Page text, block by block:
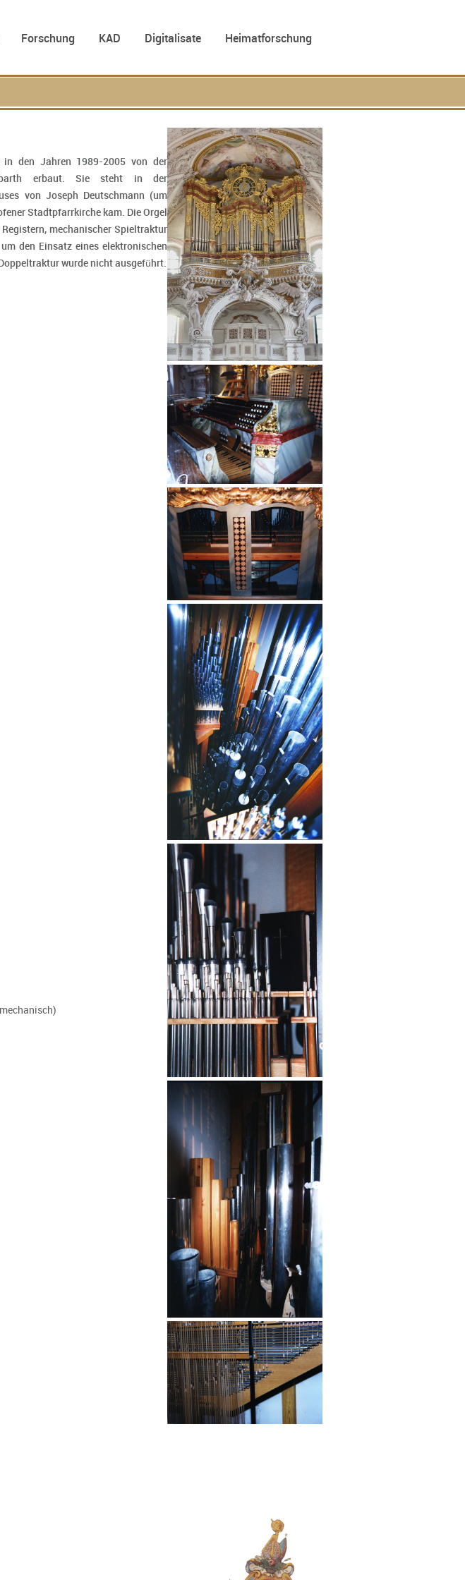
Forschung KAD Digitalisate Heimatforschung
in den Jahren 1989-2005 von der
erbaut. Sie steht in der
von Joseph Deutschmann (um
Stadtpfarrkirche kam. Die Orgel
mechanischer Spieltraktur
den Einsatz eines elektronischen
wurde nicht ausgeführt.
Willkommen beim Kloster
Aldersbach! Wie kann ich Ihnen
heute helfen?